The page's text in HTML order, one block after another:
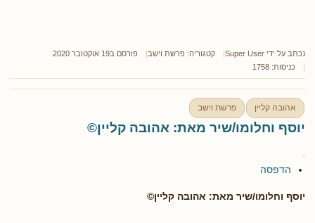
נכתב על ידי Super User קטגוריה: פרשת וישב
פורסם ב19 אוקטובר 2020
כניסות: 1758
אהובה קליין פרשת וישב
יוסף וחלומו/שיר מאת: אהובה קליין©
הדפסה
יוסף וחלומו/שיר מאת: אהובה קליין©